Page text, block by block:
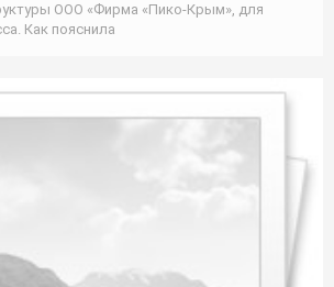
ООО «Фирма «Пико-Крым», для
Как пояснила